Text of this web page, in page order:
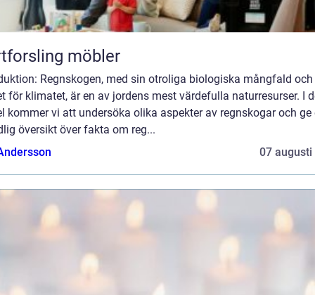
möbler
Regnskogen, med sin otroliga biologiska mångfald och
för klimatet, är en av jordens mest värdefulla naturresurser. I
kommer vi att undersöka olika aspekter av regnskogar och ge
översikt över fakta om reg...
07 augusti